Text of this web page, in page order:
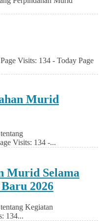
Visits: 134 - Today Page
Murid
Visits: 134 -...
Murid Selama
2026
Kegiatan
134...